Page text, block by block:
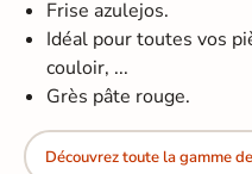
Frise azulejos.
Idéal pour toutes vos
couloir, ...
Grès pâte rouge.
Découvrez toute la gamme